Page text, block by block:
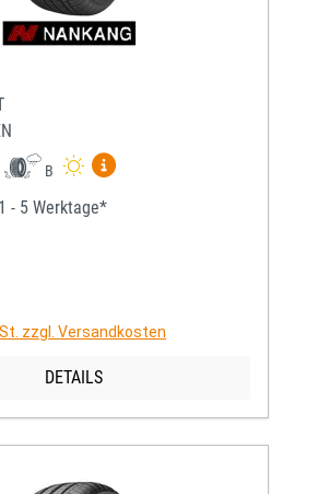
B
Mehr Informationen zum
- 5 Werktage*
zzgl. Versandkosten
DETAILS